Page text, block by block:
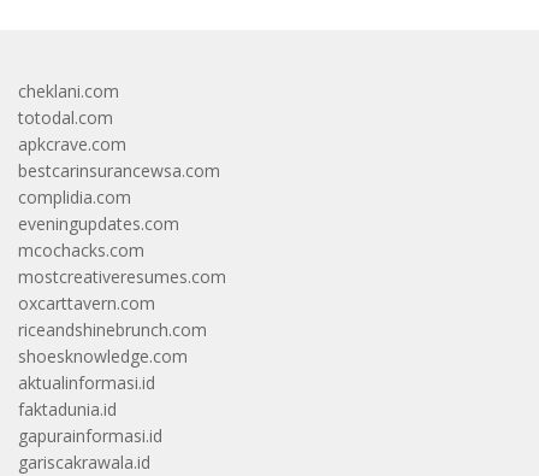
cheklani.com
totodal.com
apkcrave.com
bestcarinsurancewsa.com
complidia.com
eveningupdates.com
mcochacks.com
mostcreativeresumes.com
oxcarttavern.com
riceandshinebrunch.com
shoesknowledge.com
aktualinformasi.id
faktadunia.id
gapurainformasi.id
gariscakrawala.id